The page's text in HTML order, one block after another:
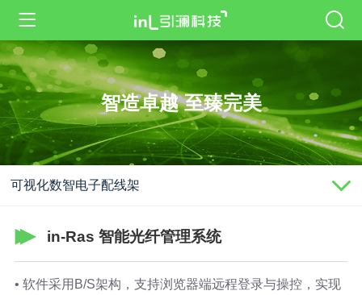
智造卓越 至臻完美
可视化数智电子配线架
in-Ras 智能光纤管理系统
• 软件采用B/S架构，支持浏览器端远程登录与操控，实现